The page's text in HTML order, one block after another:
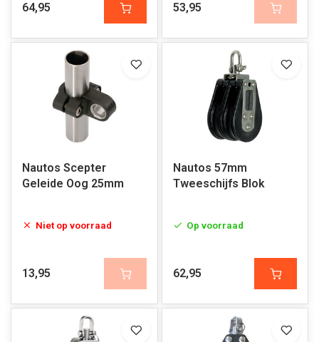
64,95 53,95
Nautos Scepter
Geleide Oog 25mm
Niet op voorraad
13,95
Nautos 57mm
Tweeschijfs Blok
Op voorraad
62,95